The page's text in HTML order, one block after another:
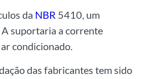
da NBR 5410, um
suportaria a corrente
condicionado.
das fabricantes tem sido